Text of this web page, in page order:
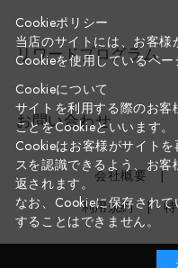
リワードプログラム
お問い合わせ
会社概要
利用規約
Cookieポリシー
当店のサイトには、お客様
Cookieを使用しているペー
Cookieについて
サイトを利用する際のお
ことをCookieといいます。
Cookieはお客様がサイト
スを認識できるよう、お
返されます。
なお、Cookieに保存され
することはできません。